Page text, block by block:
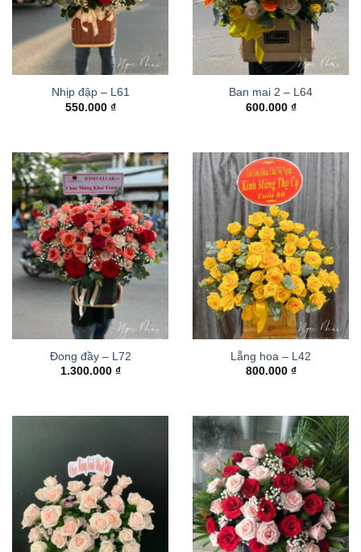
Nhịp đập – L61
550.000 ₫
Ban mai 2 – L64
600.000 ₫
Đong đầy – L72
1.300.000 ₫
Lẵng hoa – L42
800.000 ₫